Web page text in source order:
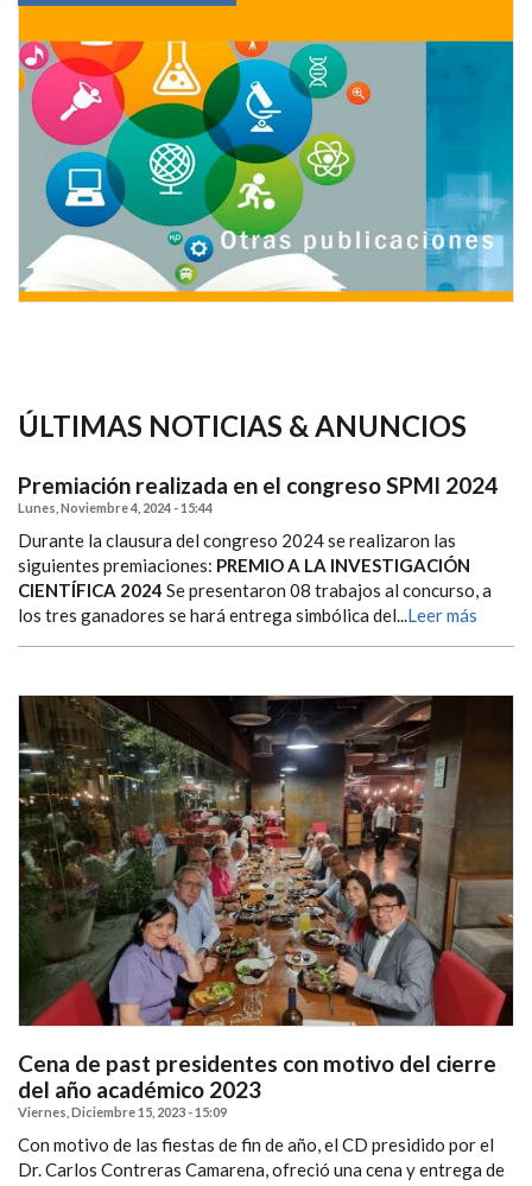
ÚLTIMAS NOTICIAS & ANUNCIOS
Premiación realizada en el congreso SPMI 2024
Lunes, Noviembre 4, 2024 - 15:44
Durante la clausura del congreso 2024 se realizaron las
siguientes premiaciones: PREMIO A LA INVESTIGACIÓN
CIENTÍFICA 2024 Se presentaron 08 trabajos al concurso, a
los tres ganadores se hará entrega simbólica del...Leer más
Cena de past presidentes con motivo del cierre
del año académico 2023
Viernes, Diciembre 15, 2023 - 15:09
Con motivo de las fiestas de fin de año, el CD presidido por el
Dr. Carlos Contreras Camarena, ofreció una cena y entrega de